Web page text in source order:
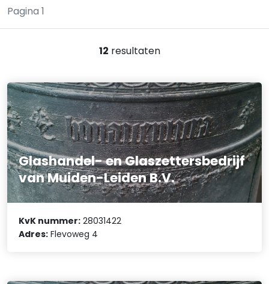
Pagina 1
12 resultaten
Glashandel- en Glaszettersbedrijf
van Muiden-Leiden B.V.
KvK nummer: 28031422
Adres: Flevoweg 4